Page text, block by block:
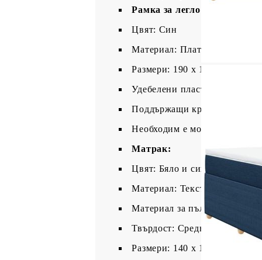
Рамка за легло с табла:
Цвят: Син
Материал: Плат (100%
Размери: 190 x 144 x 100,5
Удебелени пластмасови
Поддържащи крака от
Необходим е монтаж
Матрак:
Цвят: Бяло и синьо
Материал: Текстил (100%
Материал за пълнеж: Покет
Твърдост: Средна
Размери: 140 x 190 x 20 см